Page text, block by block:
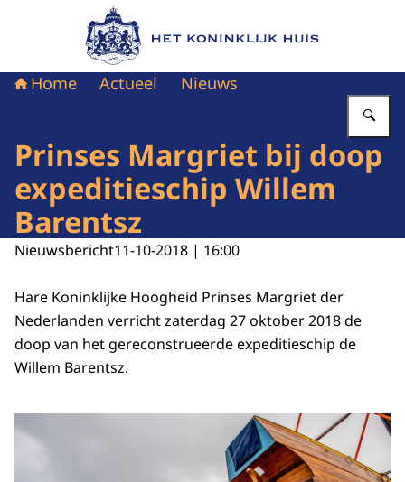
Naar de homepage van Het Koninklijk Huis
Home Actueel Nieuws
Prinses Margriet bij doop
expeditieschip Willem
Barentsz
Nieuwsbericht11-10-2018 | 16:00
Hare Koninklijke Hoogheid Prinses Margriet der
Nederlanden verricht zaterdag 27 oktober 2018 de
doop van het gereconstrueerde expeditieschip de
Willem Barentsz.